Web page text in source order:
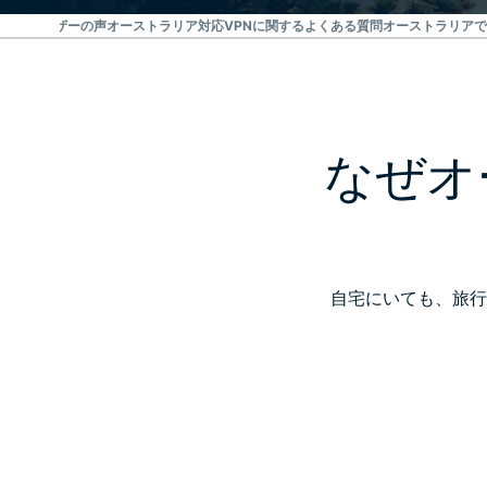
るユーザーの声オーストラリア対応VPNに関するよくある質問オーストラリア
なぜ
自宅にいても、旅